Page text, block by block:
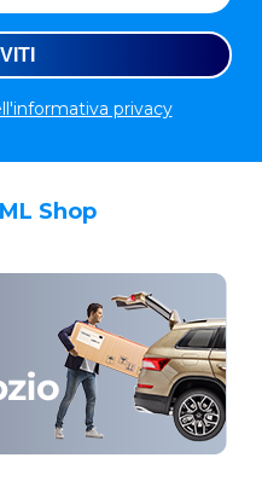
privacy
Shop